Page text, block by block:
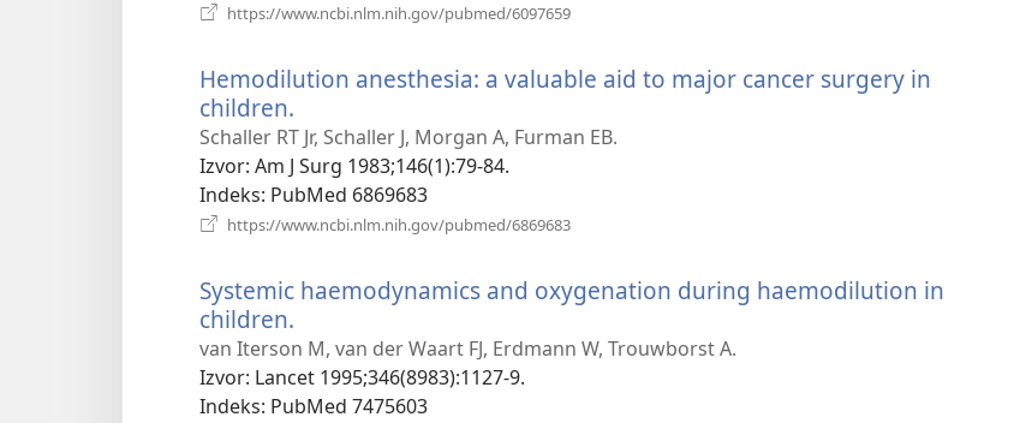
https://www.ncbi.nlm.nih.gov/pubmed/6097659
prozor)
Hemodilution anesthesia: a valuable aid to major cancer surgery in
children.
se
novi
prozor)
Schaller RT Jr, Schaller J, Morgan A, Furman EB.
Izvor‎: Am J Surg 1983;146(1):79-84.
Indeks‎: PubMed 6869683
https://www.ncbi.nlm.nih.gov/pubmed/6869683
prozor)
Systemic haemodynamics and oxygenation during haemodilution in
children.
se
novi
prozor)
van Iterson M, van der Waart FJ, Erdmann W, Trouwborst A.
Izvor‎: Lancet 1995;346(8983):1127-9.
Indeks‎: PubMed 7475603